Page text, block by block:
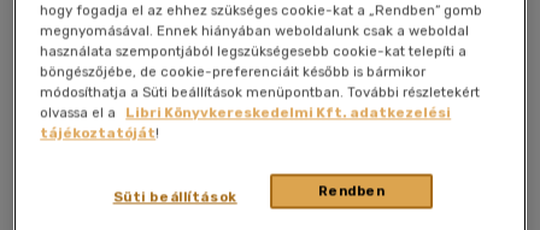
Kívánságlistához adom
(1 vélemény)
hogy fogadja el az ehhez szükséges cookie-kat a „Rendben” gomb
megnyomásával. Ennek hiányában weboldalunk csak a weboldal
használata szempontjából legszükségesebb cookie-kat telepíti a
böngészőjébe, de cookie-preferenciáit később is bármikor
módosíthatja a Süti beállítások menüpontban. További részletekért
olvassa el a
Libri Könyvkereskedelmi Kft. adatkezelési
tájékoztatóját!
Rendben
Süti beállítások